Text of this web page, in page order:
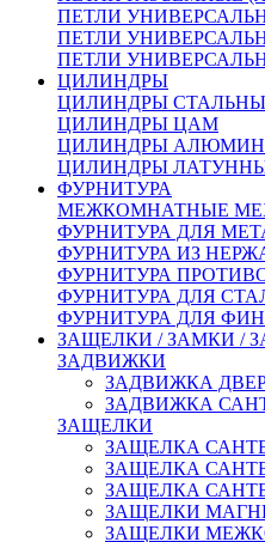
ПЕТЛИ
ПЕТЛИ
ПЕТЛИ
ЦИЛИНДРЫ
ЦИЛИНДРЫ
ЦИЛИНДРЫ ЦАМ
ЦИЛИНДРЫ
ЦИЛИНДРЫ
ФУРНИТУРА
МЕЖКОМНАТНЫЕ
ФУРНИТУРА ДЛЯ
ФУРНИТУРА ИЗ
ФУРНИТУРА
ФУРНИТУРА ДЛЯ
ФУРНИТУРА ДЛЯ
ЗАЩЕЛКИ / ЗАМКИ /
ЗАДВИЖКИ
ЗАДВИЖКА
ЗАДВИЖКА
ЗАЩЕЛКИ
ЗАЩЕЛКА
ЗАЩЕЛКА
ЗАЩЕЛКА
ЗАЩЕЛКИ
ЗАЩЕЛКИ